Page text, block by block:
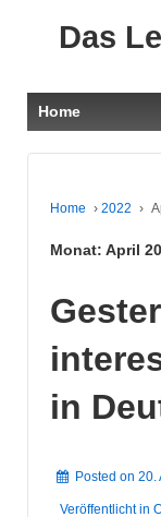
Das
Home
Home › 2022 ›
Monat: April
in
Posted on 20.
Veröffentlicht in